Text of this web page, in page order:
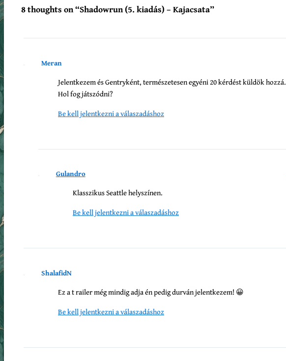
8 thoughts on “Shadowrun (5. kiadás) – Kajacsata”
Meran
Jelentkezem és Gentryként, természetesen egyéni 20 kérdést küldök hozzá.
Hol fog játszódni?
Be kell jelentkezni a válaszadáshoz
Gulandro
Klasszikus Seattle helyszínen.
Be kell jelentkezni a válaszadáshoz
ShalafidN
Ez a t railer még mindig adja én pedig durván jelentkezem! 😀
Be kell jelentkezni a válaszadáshoz